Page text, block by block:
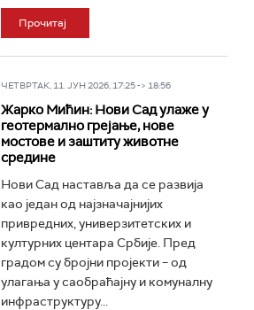
Прочитај
ЧЕТВРТАК, 11. ЈУН 2026, 17:25 -> 18:56
Жарко Мићин: Нови Сад улаже у
геотермално грејање, нове
мостове и заштиту животне
средине
Нови Сад наставља да се развија
као један од најзначајнијих
привредних, универзитетских и
културних центара Србије. Пред
градом су бројни пројекти – од
улагања у саобраћајну и комуналну
инфраструктуру...